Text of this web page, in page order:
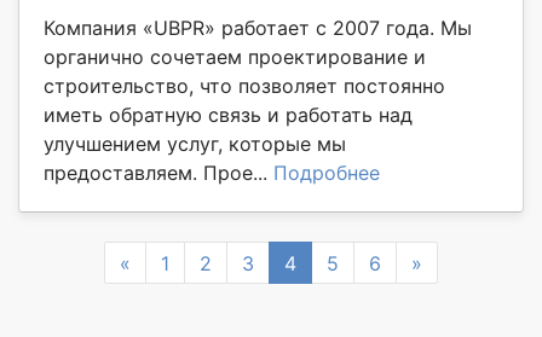
Компания «UBPR» работает с 2007 года. Мы
органично сочетаем проектирование и
строительство, что позволяет постоянно
иметь обратную связь и работать над
улучшением услуг, которые мы
предоставляем. Прое... Подробнее
« Previous
1 2 3 4 5 6 »